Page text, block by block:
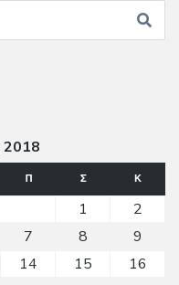
Π Σ Κ
1
2
7 8
9
14 15
16